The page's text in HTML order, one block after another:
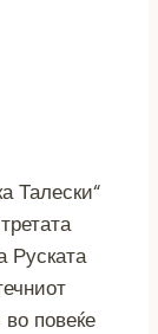
Талески“
Руската
повеќе